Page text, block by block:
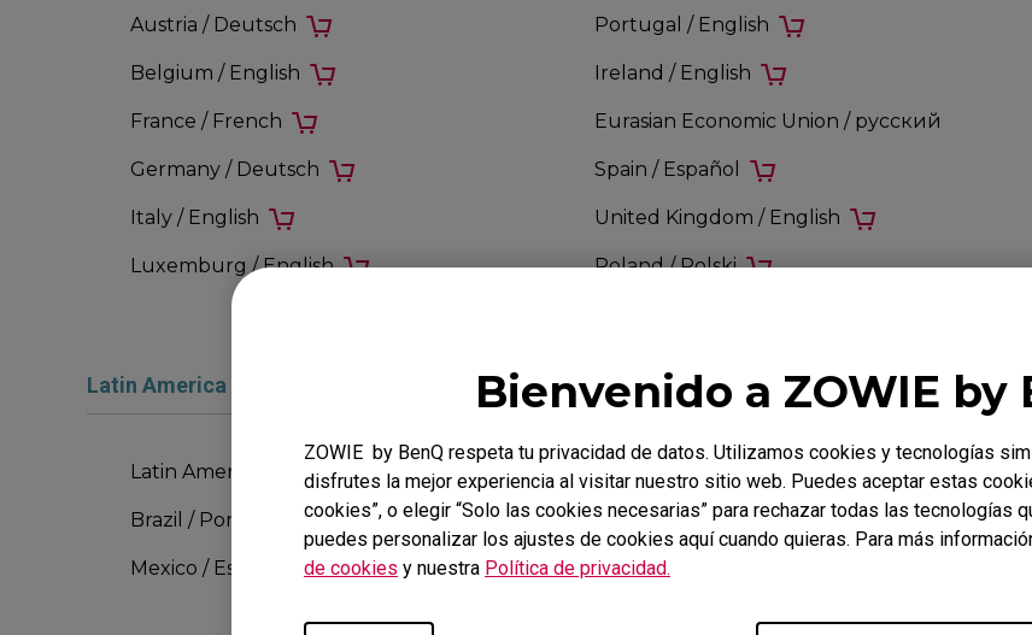
Bienvenido a ZOWIE by
ZOWIE by BenQ respeta tu privacidad de datos. Utilizamos cookies y tecnologías
disfrutes la mejor experiencia al visitar nuestro sitio web. Puedes aceptar estas
cookies”, o elegir “Solo las cookies necesarias” para rechazar todas las tecnologías
puedes personalizar los ajustes de cookies aquí cuando quieras. Para más
de cookies y nuestra Política de privacidad.
Austria / Deutsch
Belgium / English
France / French
Germany / Deutsch
Italy / English
Luxemburg / English
Portugal / English
Ireland / English
Eurasian Economic Union / русский
Spain / Español
United Kingdom / English
Poland / Polski
Latin America and the Caribbean
Latin America Region / Español
Brazil / Português
Mexico / Español